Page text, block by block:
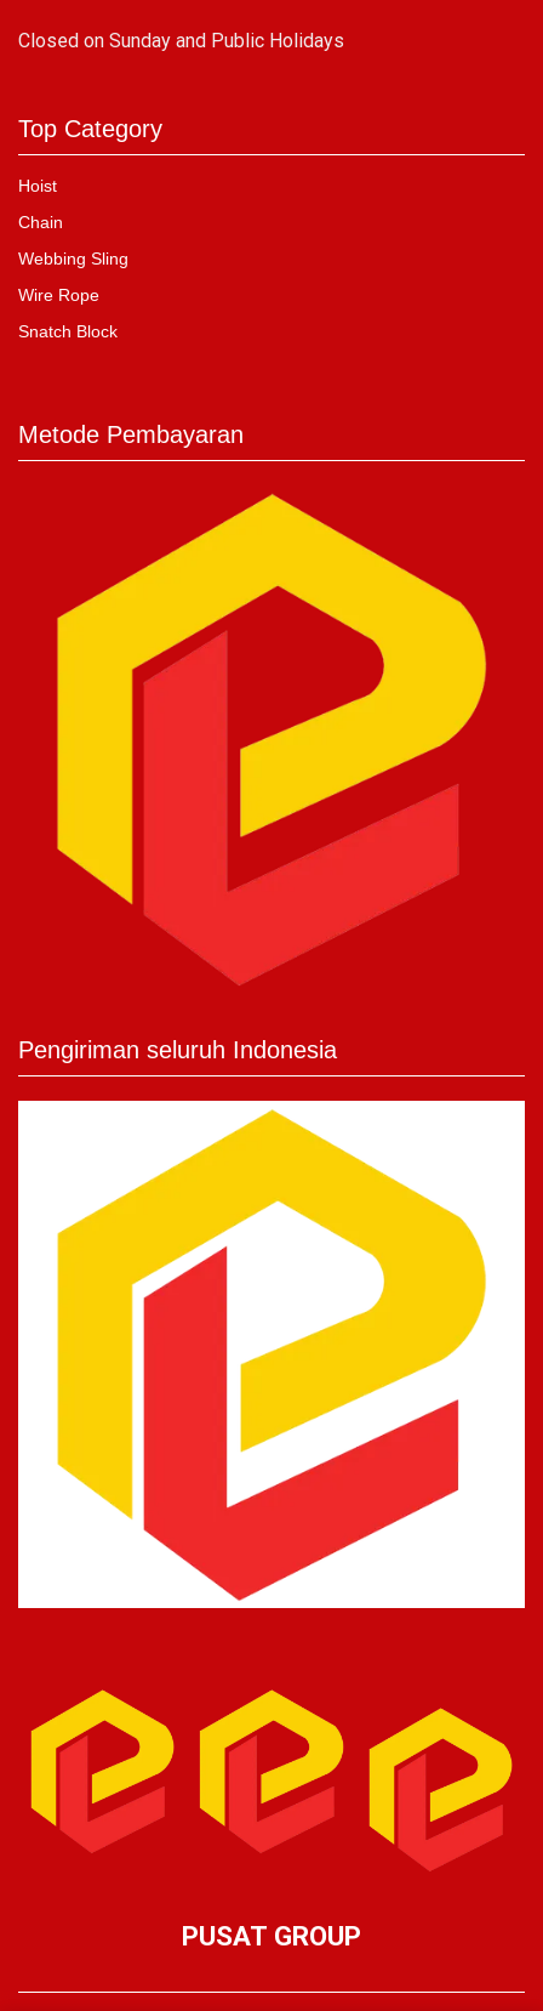
Closed on Sunday and Public Holidays
Top Category
Hoist
Chain
Webbing Sling
Wire Rope
Snatch Block
Metode Pembayaran
Pengiriman seluruh Indonesia
PUSAT GROUP